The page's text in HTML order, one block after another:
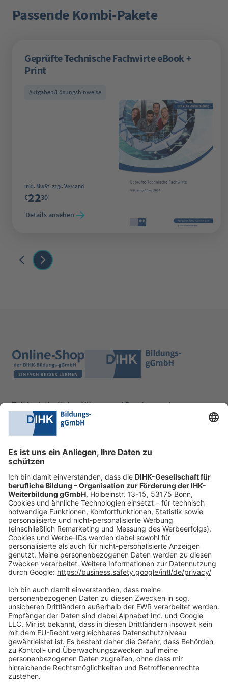
Produktgalerie überspringen
Passende Kombi-Pakete
Geprüfte Technische Fachwirte eBook +
Print
Aufgaben/Lösungshinweise
Regulärer Preis:
inkl. MwSt. zzgl. Versand
€2230
Details ansehen
Telefonische Unterstützung und Beratung unter:
0228 6205 205
Fr.:
09:00-14:00 Uhr
shop@dihk-bildung.shop
Vertrag widerrufen
Zahlungsarten
Social Media
Oft Gesucht